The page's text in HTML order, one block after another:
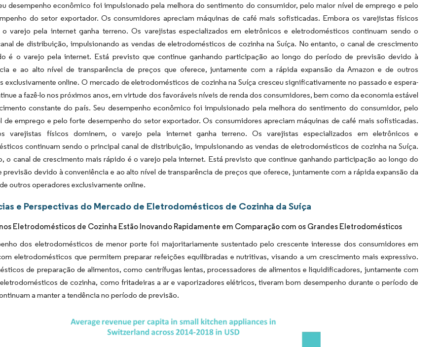
desempenho econômico foi impulsionado pela melhora do sentimento do consumidor, pelo maior nível de emprego e pelo
do setor exportador. Os consumidores apreciam máquinas de café mais sofisticadas. Embora os varejistas físicos
varejo pela internet ganha terreno. Os varejistas especializados em eletrônicos e eletrodomésticos continuam sendo o
de distribuição, impulsionando as vendas de eletrodomésticos de cozinha na Suíça. No entanto, o canal de crescimento
é o varejo pela internet. Está previsto que continue ganhando participação ao longo do período de previsão devido à
e ao alto nível de transparência de preços que oferece, juntamente com a rápida expansão da Amazon e de outros
exclusivamente online. O mercado de eletrodomésticos de cozinha na Suíça cresceu significativamente no passado e espera-
a fazê-lo nos próximos anos, em virtude dos favoráveis níveis de renda dos consumidores, bem como da economia estável
constante do país. Seu desempenho econômico foi impulsionado pela melhora do sentimento do consumidor, pelo
de emprego e pelo forte desempenho do setor exportador. Os consumidores apreciam máquinas de café mais sofisticadas.
varejistas físicos dominem, o varejo pela internet ganha terreno. Os varejistas especializados em eletrônicos e
continuam sendo o principal canal de distribuição, impulsionando as vendas de eletrodomésticos de cozinha na Suíça.
o canal de crescimento mais rápido é o varejo pela internet. Está previsto que continue ganhando participação ao longo do
previsão devido à conveniência e ao alto nível de transparência de preços que oferece, juntamente com a rápida expansão da
outros operadores exclusivamente online.
e Perspectivas do Mercado de Eletrodomésticos de Cozinha da Suíça
Eletrodomésticos de Cozinha Estão Inovando Rapidamente em Comparação com os Grandes Eletrodomésticos
dos eletrodomésticos de menor porte foi majoritariamente sustentado pelo crescente interesse dos consumidores em
eletrodomésticos que permitem preparar refeições equilibradas e nutritivas, visando a um crescimento mais expressivo.
de preparação de alimentos, como centrífugas lentas, processadores de alimentos e liquidificadores, juntamente com
de cozinha, como fritadeiras a ar e vaporizadores elétricos, tiveram bom desempenho durante o período de
a manter a tendência no período de previsão.